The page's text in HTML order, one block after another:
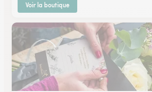
Voir la boutique